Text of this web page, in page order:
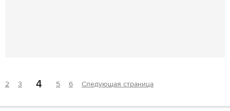
2 3 4 5 6 Следующая страница